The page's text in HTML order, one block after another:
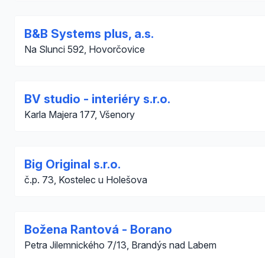
B&B Systems plus, a.s.
Na Slunci 592, Hovorčovice
BV studio - interiéry s.r.o.
Karla Majera 177, Všenory
Big Original s.r.o.
č.p. 73, Kostelec u Holešova
Božena Rantová - Borano
Petra Jilemnického 7/13, Brandýs nad Labem